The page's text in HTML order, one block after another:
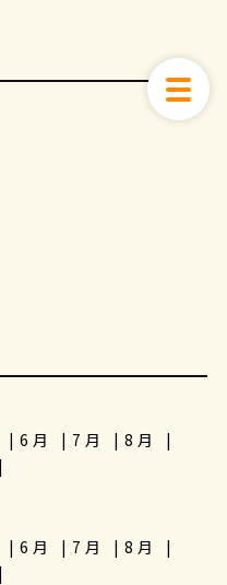
6月 7月
8月
6月 7月
8月